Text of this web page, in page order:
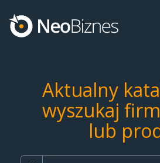
Aktualny
wyszukaj
lub